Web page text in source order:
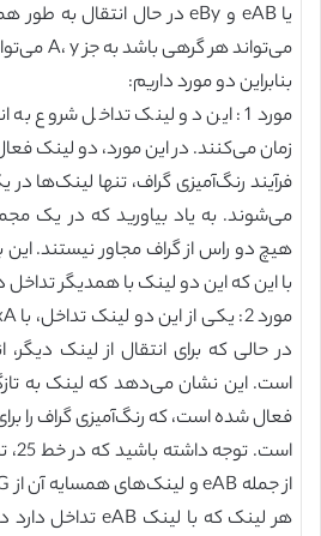
بنابراین دو مورد داریم:
مورد 1: این دو لینک تداخل شروع
فرآیند رنگ‌آمیزی گراف، تنها
می‌شوند. به یاد بیاورید که در یک
هیچ دو راس از گراف مجاور نیستند.
با این که این دو لینک با همدیگر تداخل
در حالی که برای انتقال از لینک دیگر،